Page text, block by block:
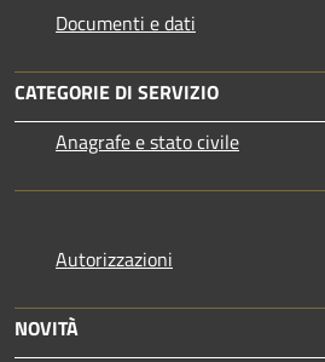
Documenti e dati
CATEGORIE DI SERVIZIO
Anagrafe e stato civile
Autorizzazioni
NOVITÀ